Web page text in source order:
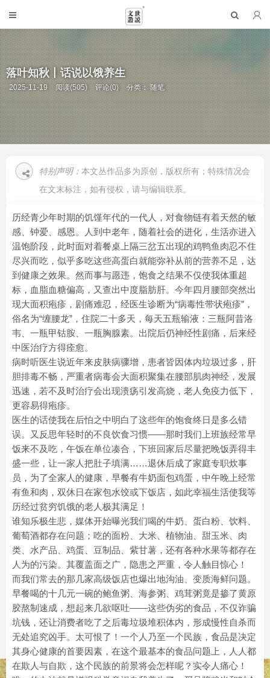
落叶知秋丨话说以饿养生
2025-11-19 阅读(505) 评论(0) 分类：随笔
特别声明： 本文丛作品多为原创，版权所有；特殊情况会
在文末标注，如有侵权，请与编辑联系。
历经青少年时期的饥馑年代的一代人，对食物链有着天然的敏
感、钟爱、感恩。人到中老年，随着社会的进化，生活亦进入
温饱阶段，此时面对着餐桌上隔三岔五出现的鸡鸭鱼肉忍不住
尽兴而吃，似乎多吃这些高蛋白就能弥补从前的营养不足，达
到健康之效果。然而事与愿违，饱食之结果不仅使我体重超
标，血脂血糖偏高，又查出中度脂肪肝。今年四月腰部突然出
现大面积疱疹，剧痛难忍，经医生诊断为“病毒性带状疱疹”，
俗名为“缠腰龙”，住院二十多天，每天五瓶输液：三瓶阿昔洛
韦、一瓶甲钴胺、一瓶胸腺素。出院后仍神经性剧痛，后来经
中医治疗方得痊愈。
病时听医生说近年来皮肤病骤增，患者皆因体内垃圾过多，肝
胆排毒不畅，严重者病毒会大面积聚集在腰部肌肉神经，发展
迅速，若不及时治疗会出现溃疡引发高烧，老人免疫力低下，
更容易得疱疹。
医生的话使我在后怕之中明白了这些年的饱食终日是多么错
误。又反思年轻时的不良饮食习惯——那时我们上班族经常早
饭来不及吃，午饭在单位凑合，下班回家后尽量把晚饭弄得丰
盛一些，让一家人把肚子填满……退休后成了家庭专职炊事
员，为了全家人的健康，早餐有牛奶面包鸡蛋，中午晚上经常
有鱼和肉，双休日在家包水饺或下饭店，如此幸福生活使我等
历经过贫穷饥饿的老人极其满足！
谁知乐极生悲，媒体开始曝光我们喝的牛奶、蛋白粉、饮料、
葡萄酒都存在问题；吃的面粉、大米、植物油、甜玉米、肉
类、水产品、鸡蛋、豆制品、紫甘薯，还有各种水果等都存在
人为的污染。其覆盖面之广，隐患之严重，令人触目惊心！
而我们常去的那几家高级饭店也爆出地沟油、变质海鲜问题。
早餐喝的十几元一碗的鲍鱼粥、海参粥、鸡茸粥竟是掺了黄原
胶熬制速成，想起来几欲呕吐——这些伪劣的食品，不仅诈骗
坑钱，还让消费者吃了之后毒垃圾堆积体内，形成慢性自杀而
无处追究凶手。太可恨了！一个人乃至一个民族，食品是决定
其身心健康的首要因素，在这个最基本的食品问题上，人人都
在欺人与自欺，这个民族的前景将会怎样呢？实令人痛心！